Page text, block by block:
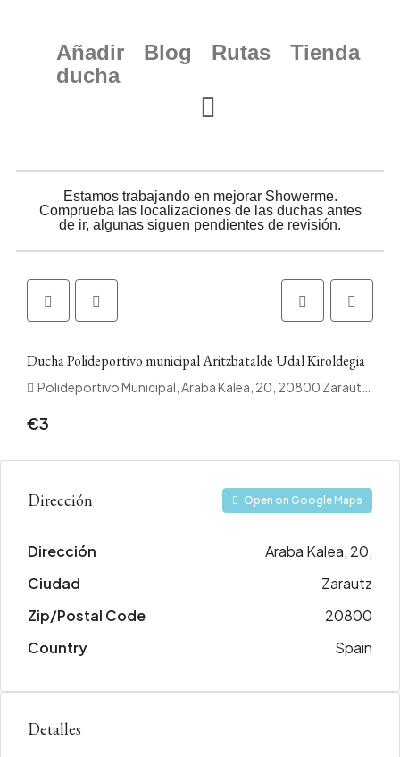
Añadir
ducha
Blog Rutas Tienda
Estamos trabajando en mejorar Showerme.
Comprueba las localizaciones de las duchas antes
de ir, algunas siguen pendientes de revisión.
Ducha Polideportivo municipal Aritzbatalde Udal Kiroldegia
Polideportivo Municipal, Araba Kalea, 20, 20800 Zarautz, Gipuzkoa
€3
Dirección Open on Google Maps
Dirección
Araba Kalea, 20,
Ciudad
Zarautz
Zip/Postal Code
20800
Country
Spain
Detalles